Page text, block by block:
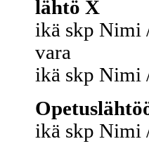
lähtö X
ikä skp Nimi
vara
ikä skp Nimi
ikä skp Nimi